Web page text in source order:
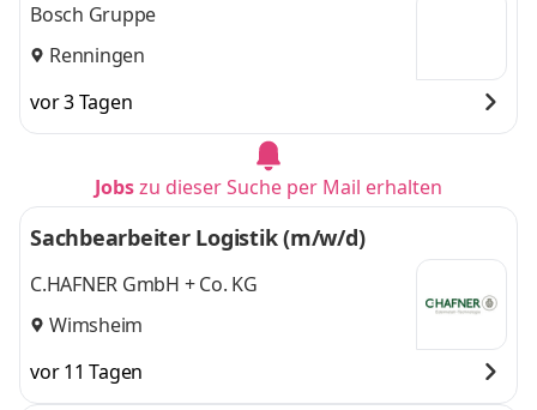
Bosch Gruppe
Renningen
vor 3 Tagen
Jobszu dieser Suche per Mail erhalten
Sachbearbeiter Logistik (m/w/d)
C.HAFNER GmbH + Co. KG
Wimsheim
vor 11 Tagen